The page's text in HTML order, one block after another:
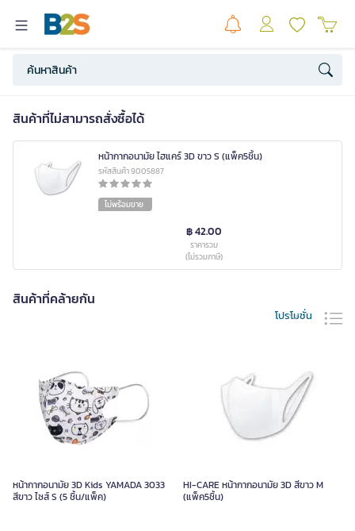
สินค้าที่ไม่สามารถสั่งซื้อได้
หน้ากากอนามัย ไฮแคร์ 3D ขาว S (แพ็ค5ชิ้น)
รหัสสินค้า 9005887
ไม่พร้อมขาย
฿ 42.00
ราคารวม
(ไม่รวมภาษี)
สินค้าที่คล้ายกัน
โปรโมชั่น
หน้ากากอนามัย 3D Kids YAMADA 3033
สีขาว ไซส์ S (5 ชิ้น/แพ็ค)
HI-CARE หน้ากากอนามัย 3D สีขาว M
(แพ็ค5ชิ้น)